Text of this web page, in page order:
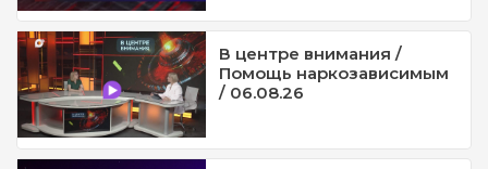
В центре внимания /
Помощь наркозависимым
/ 06.08.26